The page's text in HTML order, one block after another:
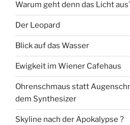
Warum geht denn das Licht
Der Leopard
Blick auf das Wasser
Ewigkeit im Wiener Cafehaus
Ohrenschmaus statt
dem Synthesizer
Skyline nach der Apokalypse ?